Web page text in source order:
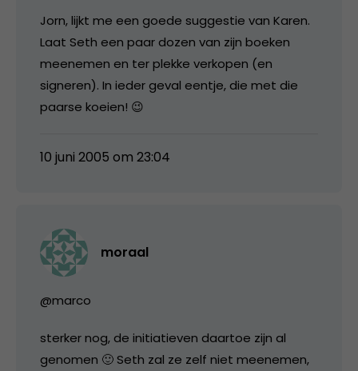
Jorn, lijkt me een goede suggestie van Karen.
Laat Seth een paar dozen van zijn boeken
meenemen en ter plekke verkopen (en
signeren). In ieder geval eentje, die met die
paarse koeien! 😉
10 juni 2005 om 23:04
moraal
@marco
sterker nog, de initiatieven daartoe zijn al
genomen 🙂 Seth zal ze zelf niet meenemen,